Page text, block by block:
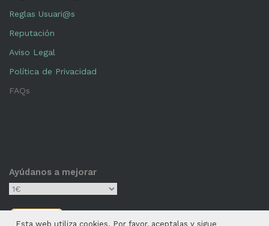
Reglas Usuari@s
Reputación
Aviso Legal
Política de Privacidad
FAQs
Ayúdanos a mejorar
Esta web utiliza cookies. Por favor, aceptalas y sigue